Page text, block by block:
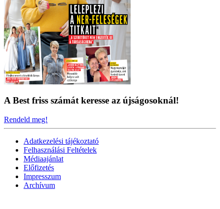
A Best friss számát keresse az újságosoknál!
Rendeld meg!
Adatkezelési tájékoztató
Felhasználási Feltételek
Médiaajánlat
Előfizetés
Impresszum
Archívum